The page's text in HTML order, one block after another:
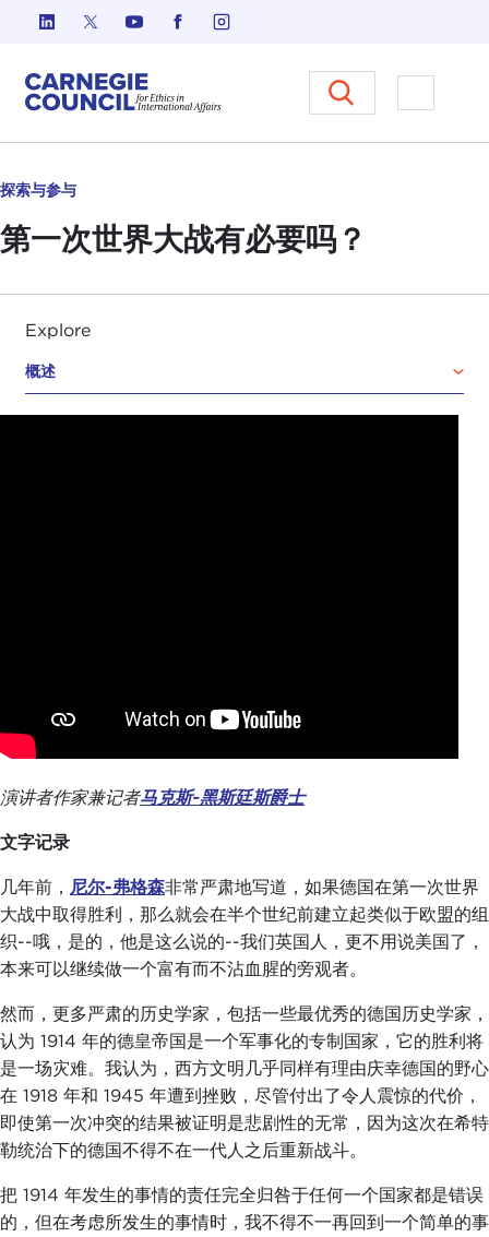
跳至内容
Carnegie Council 国际事务中的
打开菜单
探索与参与
第一次世界大战有必要吗？
Explore
概述
演讲者作家兼记者马克斯-黑斯廷斯爵士
文字记录
几年前， 尼尔-弗格森非常严肃地写道，如果德国在第一次世界
大战中取得胜利，那么就会在半个世纪前建立起类似于欧盟的组
织--哦，是的，他是这么说的--我们英国人，更不用说美国了，
本来可以继续做一个富有而不沾血腥的旁观者。
然而，更多严肃的历史学家，包括一些最优秀的德国历史学家，
认为 1914 年的德皇帝国是一个军事化的专制国家，它的胜利将
是一场灾难。我认为，西方文明几乎同样有理由庆幸德国的野心
在 1918 年和 1945 年遭到挫败，尽管付出了令人震惊的代价，
即使第一次冲突的结果被证明是悲剧性的无常，因为这次在希特
勒统治下的德国不得不在一代人之后重新战斗。
把 1914 年发生的事情的责任完全归咎于任何一个国家都是错误
的，但在考虑所发生的事情时，我不得不一再回到一个简单的事